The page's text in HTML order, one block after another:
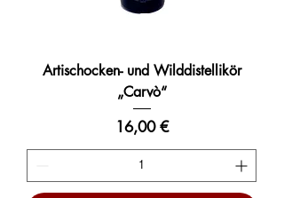
Artischocken- und Wilddistellikör
„Carvò“
Preis
16,00 €